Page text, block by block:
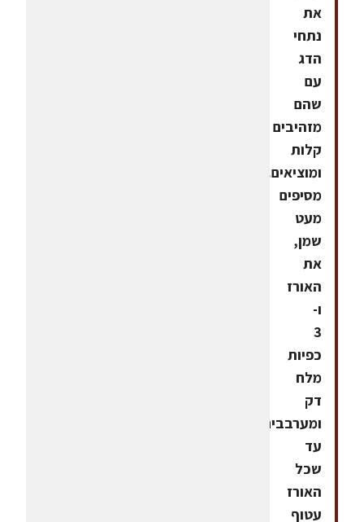
את
נתחי
הדג
עם
שהם
מזהיבים
קלות
ומוציאים.
מסיפים
מעט
שמן,
את
האורז
ו-
3
כפיות
מלח
דק
ומערבבים
עד
שכל
האורז
עטוף